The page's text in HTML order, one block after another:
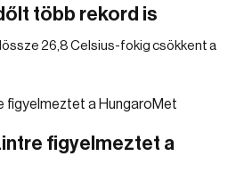
több rekord is
26,8 Celsius-fokig csökkent a
figyelmeztet a